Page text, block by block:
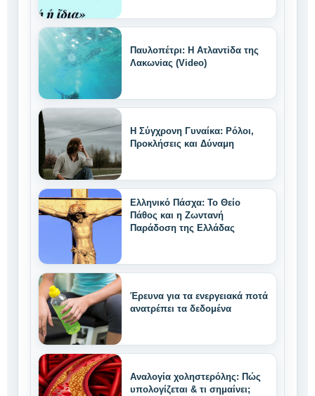
Παυλοπέτρι: Η Ατλαντiδα της
Λακωνiας (Video)
Η Σύγχρονη Γυναίκα: Ρόλοι,
Προκλήσεις και Δύναμη
Ελληνικό Πάσχα: Το Θείο
Πάθος και η Ζωντανή
Παράδοση της Ελλάδας
Έρευνα για τα ενεργειακά ποτά
ανατρέπει τα δεδομένα
Αναλογία χοληστερόλης: Πώς
υπολογίζεται & τι σημαίνει;